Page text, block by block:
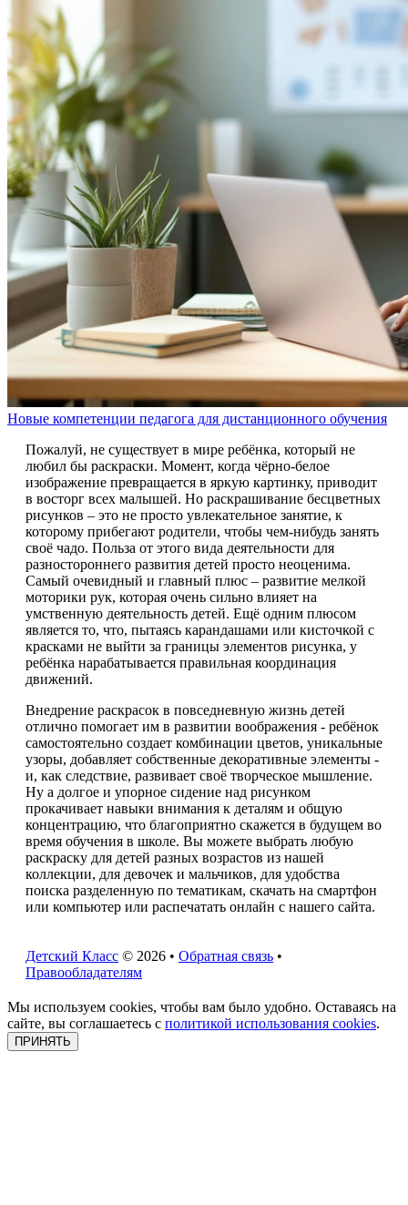
Новые компетенции педагога для дистанционного обучения
Пожалуй, не существует в мире ребёнка, который не
любил бы раскраски. Момент, когда чёрно-белое
изображение превращается в яркую картинку, приводит
в восторг всех малышей. Но раскрашивание бесцветных
рисунков – это не просто увлекательное занятие, к
которому прибегают родители, чтобы чем-нибудь занять
своё чадо. Польза от этого вида деятельности для
разностороннего развития детей просто неоценима.
Самый очевидный и главный плюс – развитие мелкой
моторики рук, которая очень сильно влияет на
умственную деятельность детей. Ещё одним плюсом
является то, что, пытаясь карандашами или кисточкой с
красками не выйти за границы элементов рисунка, у
ребёнка нарабатывается правильная координация
движений.
Внедрение раскрасок в повседневную жизнь детей
отлично помогает им в развитии воображения - ребёнок
самостоятельно создает комбинации цветов, уникальные
узоры, добавляет собственные декоративные элементы -
и, как следствие, развивает своё творческое мышление.
Ну а долгое и упорное сидение над рисунком
прокачивает навыки внимания к деталям и общую
концентрацию, что благоприятно скажется в будущем во
время обучения в школе. Вы можете выбрать любую
раскраску для детей разных возрастов из нашей
коллекции, для девочек и мальчиков, для удобства
поиска разделенную по тематикам, скачать на смартфон
или компьютер или распечатать онлайн с нашего сайта.
Детский Класс © 2026 • Обратная связь •
Правообладателям
Мы используем cookies, чтобы вам было удобно. Оставаясь на
сайте, вы соглашаетесь с политикой использования cookies.
ПРИНЯТЬ